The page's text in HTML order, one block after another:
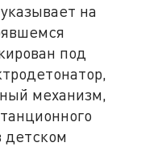
на
под
механизм,
детском